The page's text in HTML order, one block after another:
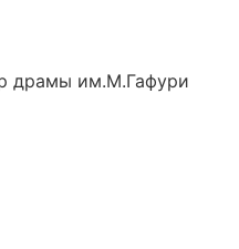
драмы им.М.Гафури